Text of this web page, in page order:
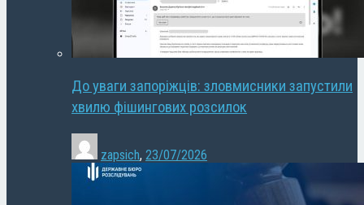
До уваги запоріжців: зловмисники запустили
хвилю фішингових розсилок
zapsich, 23/07/2026